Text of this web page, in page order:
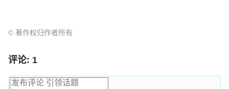
© 著作权归作者所有
评论: 1